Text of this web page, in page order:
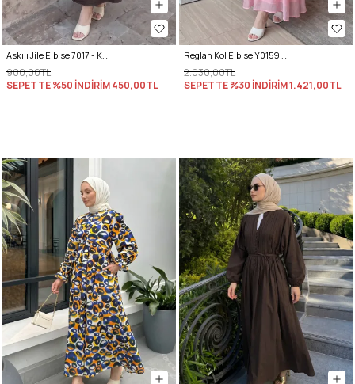
Askılı Jile Elbise 7017 - KAHVERENGİ
900,00TL
SEPETTE %50 İNDİRİM450,00TL
Reglan Kol Elbise Y0159 - PEMBE
2.030,00TL
SEPETTE %30 İNDİRİM1.421,00TL